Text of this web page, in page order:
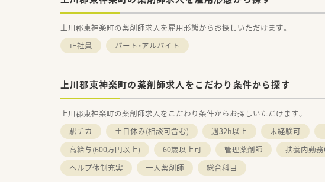
上川郡東神楽町の薬剤師求人を雇用形態からお探しいただけます。
正社員
パート・アルバイト
上川郡東神楽町の薬剤師求人をこだわり条件から探す
上川郡東神楽町の薬剤師求人をこだわり条件からお探しいただけます。
駅チカ
土日休み(相談可含む) 週32h以上 未経験可
高給与(600万円以上)
60歳以上可 管理薬剤師 扶養内勤務
ヘルプ体制充実
一人薬剤師 総合科目